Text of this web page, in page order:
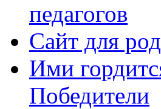
педагогов
Сайт для
Ими
Победители